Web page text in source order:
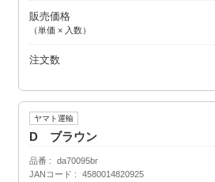
販売価格
（単価 × 入数）
注文数
ヤマト運輸
D ブラウン
品番
da70095br
JANコード
4580014820925